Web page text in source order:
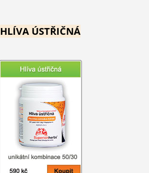
HLÍVA ÚSTŘIČNÁ